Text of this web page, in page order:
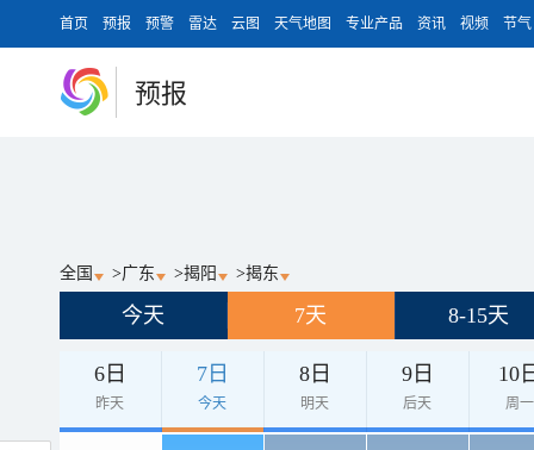
首页 预报 预警 雷达 云图 天气地图 专业产品 资讯 视频 节气
预报
全国 >广东 >揭阳 >揭东
今天 7天 8-15天
6日
昨天
7日
今天
8日
明天
9日
后天
10
周一